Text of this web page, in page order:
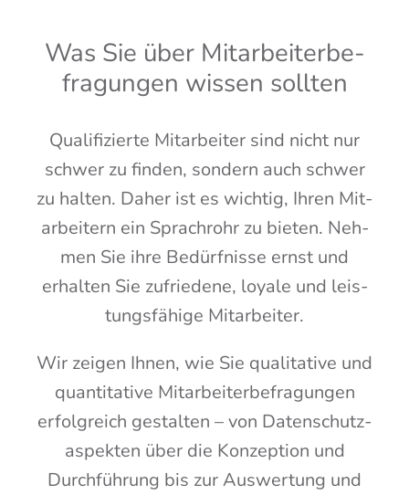
Was Sie über Mit­ar­bei­ter­be­
fra­gun­gen wis­sen sollten
Qua­li­fi­zier­te Mit­ar­bei­ter sind nicht nur
schwer zu fin­den, son­dern auch schwer
zu hal­ten. Daher ist es wich­tig, Ihren Mit­
ar­bei­tern ein Sprach­rohr zu bie­ten. Neh­
men Sie ihre Bedürf­nis­se ernst und
erhal­ten Sie zufrie­de­ne, loya­le und leis­
tungs­fä­hi­ge Mitarbeiter.
Wir zei­gen Ihnen, wie Sie qua­li­ta­ti­ve und
quan­ti­ta­ti­ve Mit­ar­bei­ter­be­fra­gun­gen
erfolg­reich gestal­ten – von Daten­schutz­
aspek­ten über die Kon­zep­ti­on und
Durch­füh­rung bis zur Aus­wer­tung und